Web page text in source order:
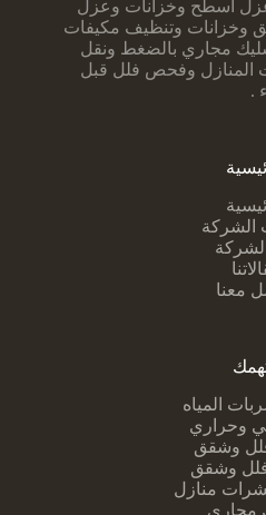
أسطح وخزانات وعزل
وخزانات وتنظيف مكيفات
مجاري بالضغط ونقل
المنازل وفحص فلل قبل
.
الشركة
معنا
ا لمياه
وحراري
وشقق
وشقق
منازل
مجاري